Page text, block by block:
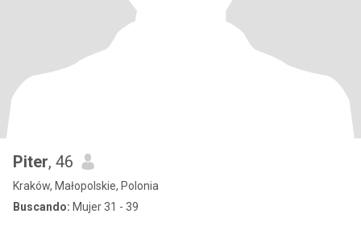
Piter, 46
Kraków, Małopolskie, Polonia
Buscando: Mujer 31 - 39